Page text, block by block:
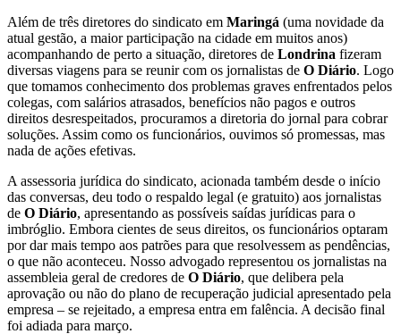
Além de três diretores do sindicato em Maringá (uma novidade da
atual gestão, a maior participação na cidade em muitos anos)
acompanhando de perto a situação, diretores de Londrina fizeram
diversas viagens para se reunir com os jornalistas de O Diário. Logo
que tomamos conhecimento dos problemas graves enfrentados pelos
colegas, com salários atrasados, benefícios não pagos e outros
direitos desrespeitados, procuramos a diretoria do jornal para cobrar
soluções. Assim como os funcionários, ouvimos só promessas, mas
nada de ações efetivas.
A assessoria jurídica do sindicato, acionada também desde o início
das conversas, deu todo o respaldo legal (e gratuito) aos jornalistas
de O Diário, apresentando as possíveis saídas jurídicas para o
imbróglio. Embora cientes de seus direitos, os funcionários optaram
por dar mais tempo aos patrões para que resolvessem as pendências,
o que não aconteceu. Nosso advogado representou os jornalistas na
assembleia geral de credores de O Diário, que delibera pela
aprovação ou não do plano de recuperação judicial apresentado pela
empresa – se rejeitado, a empresa entra em falência. A decisão final
foi adiada para março.